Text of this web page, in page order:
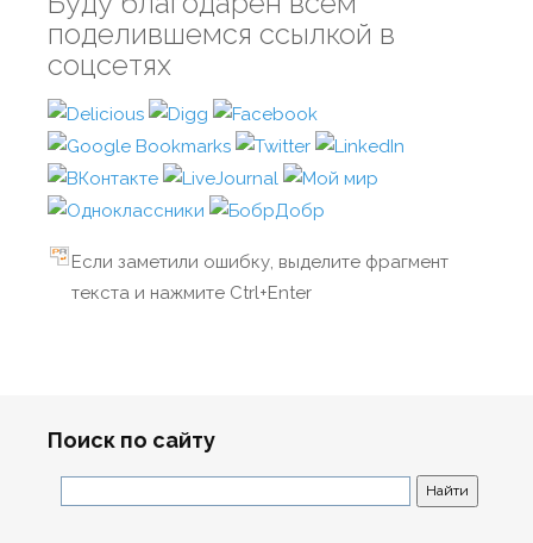
поделившемся ссылкой в
соцсетях
Если заметили ошибку, выделите фрагмент
текста и нажмите Ctrl+Enter
Поиск по сайту